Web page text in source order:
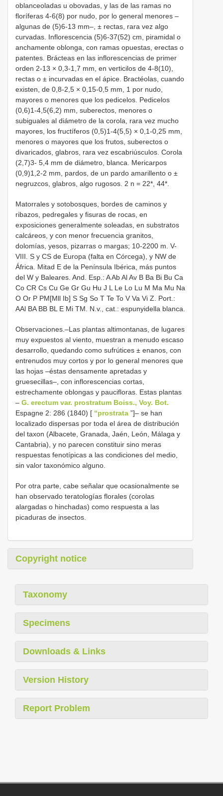
oblanceoladas u obovadas, y las de las ramas no
floríferas 4-6(8) por nudo, por lo general menores –
algunas de (5)6-13 mm–, ± rectas, rara vez algo
curvadas. Inflorescencia (5)6-37(52) cm, piramidal o
anchamente oblonga, con ramas opuestas, erectas o
patentes. Brácteas en las inflorescencias de primer
orden 2-13 × 0,3-1,7 mm, en verticilos de 4-8(10),
rectas o ± incurvadas en el ápice. Bractéolas, cuando
existen, de 0,8-2,5 × 0,15-0,5 mm, 1 por nudo,
mayores o menores que los pedicelos. Pedicelos
(0,6)1-4,5(6,2) mm, suberectos, menores o
subiguales al diámetro de la corola, rara vez mucho
mayores, los fructíferos (0,5)1-4(5,5) × 0,1-0,25 mm,
menores o mayores que los frutos, suberectos o
divaricados, glabros, rara vez escabriúsculos. Corola
(2,7)3- 5,4 mm de diámetro, blanca. Mericarpos
(0,9)1,2-2 mm, pardos, de un pardo amarillento o ±
negruzcos, glabros, algo rugosos. 2 n = 22*, 44*.
Matorrales y sotobosques, bordes de caminos y
ribazos, pedregales y fisuras de rocas, en
exposiciones generalmente soleadas, en substratos
calcáreos, y con menor frecuencia granitos,
dolomías, yesos, pizarras o margas; 10-2200 m. V-
VIII. S y CS de Europa (falta en Córcega), y NW de
África. Mitad E de la Península Ibérica, más puntos
del W y Baleares. And. Esp.: A Ab Al Av B Ba Bi Bu Ca
Co CR Cs Cu Ge Gr Gu Hu J L Le Lo Lu M Ma Mu Na
O Or P PM[Mll Ib] S Sg So T Te To V Va Vi Z. Port.:
AAl BA BB BL E Mi TM. N.v., cat.: espunyidella blanca.
Observaciones.–Las plantas altimontanas, de lugares
muy expuestos al viento, muestran a menudo escaso
desarrollo, quedando como sufrútices ± enanos, con
entrenudos muy cortos y por lo general menores que
las hojas –éstas densamente apretadas y
gruesecillas–, con inflorescencias cortas,
estrechamente oblongas y paucifloras. Estas plantas
– G. erectum var. prostratum Boiss., Voy. Bot.
Espagne 2: 286 (1840) [ “prostrata ”]– se han
localizado dispersas por toda el área de distribución
del taxon (Albacete, Granada, Jaén, León, Málaga y
Cantabria), y no parecen constituir sino meras
respuestas fenotípicas a las condiciones del medio,
sin valor taxonómico alguno.
Por otra parte, cabe señalar que ocasionalmente se
han observado teratologías florales (corolas
alargadas o hinchadas) como respuesta a las
picaduras de insectos.
Copyright notice
Taxonomy
Specimens
Downloads & Links
Version History
Report Problem